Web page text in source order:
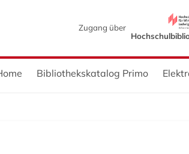
Zugang über
Bibliothekskatalog Primo